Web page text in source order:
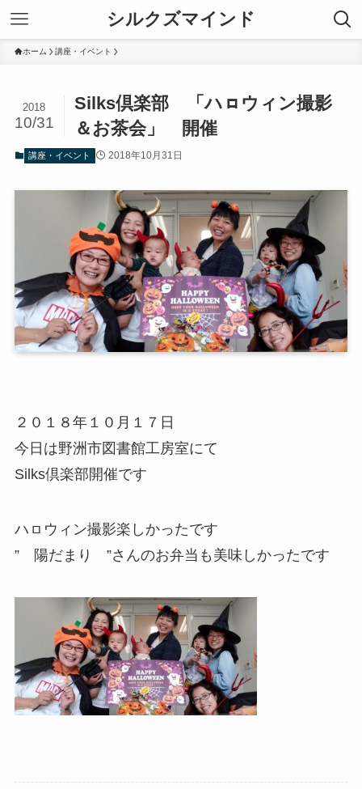
シルクズマインド
ホーム 講座・イベント
Silks倶楽部 「ハㇿウィン撮影
＆お茶会」 開催
2018
10/31
講座・イベント 2018年10月31日
２０１８年１０月１７日
今日は野洲市図書館工房室にて
Silks倶楽部開催です
ハㇿウィン撮影楽しかったです
” 陽だまり ”さんのお弁当も美味しかったです